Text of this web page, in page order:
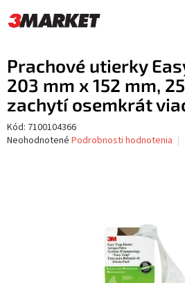
na
obsah
Prachové utierky
203 mm x 152 mm,
zachytí osemkrát
Kód: 7100104366
Priemerné
Neohodnotené Podrobnosti hodnotenia